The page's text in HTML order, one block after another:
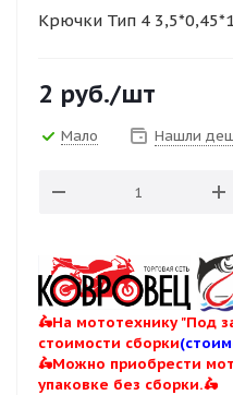
Крючки Тип 4
2 руб./шт
Мало Нашли
🛵На мототехнику "Под
стоимости сборки
🛵Можно приобрести
упаковке без сборки.🛵